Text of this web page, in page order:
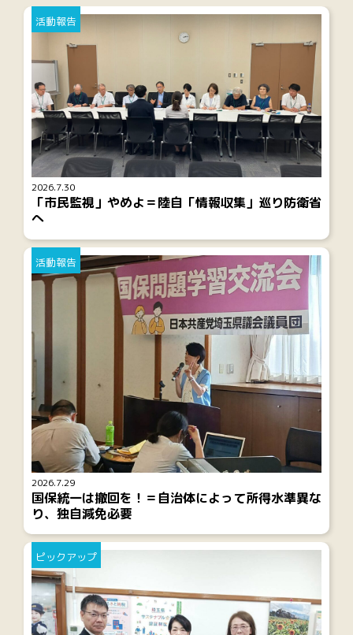
2026.7.30
活動報告
「市民監視」やめよ＝陸自「情報収集」巡り防衛省
へ
2026.7.29
活動報告
国保統一は撤回を！＝自治体によって所得水準異な
り、独自減免必要
ピックアップ